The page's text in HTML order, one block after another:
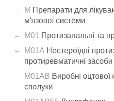
M Препарати для
м'язової системи
M01
Протизапальні та
M01A Нестероїдні
протиревматичні засоби
M01AB Виробні оцтової
сполуки